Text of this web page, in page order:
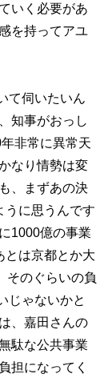
いく必要があ
を持ってアユ
て伺いたいん
知事がおっし
非常に異常天
なり情勢は変
、まずあの決
うに思うんです
1000億の事業
とは京都とか大
そのぐらいの負
じゃないかと
、嘉田さんの
駄な公共事業
担になってく